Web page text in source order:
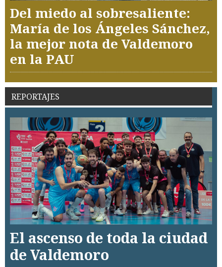
Del miedo al sobresaliente:
María de los Ángeles Sánchez,
la mejor nota de Valdemoro
en la PAU
REPORTAJES
El ascenso de toda la ciudad
de Valdemoro